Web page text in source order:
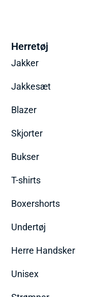
Herretøj
Jakker
Jakkesæt
Blazer
Skjorter
Bukser
T-shirts
Boxershorts
Undertøj
Herre Handsker
Unisex